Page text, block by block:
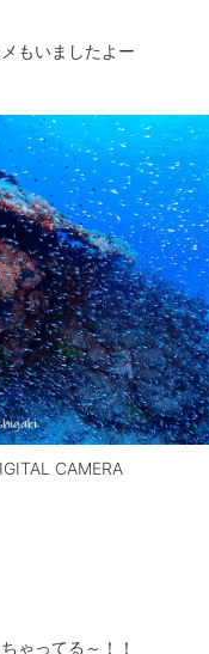
もいましたよー
CAMERA
ゃってる～！！